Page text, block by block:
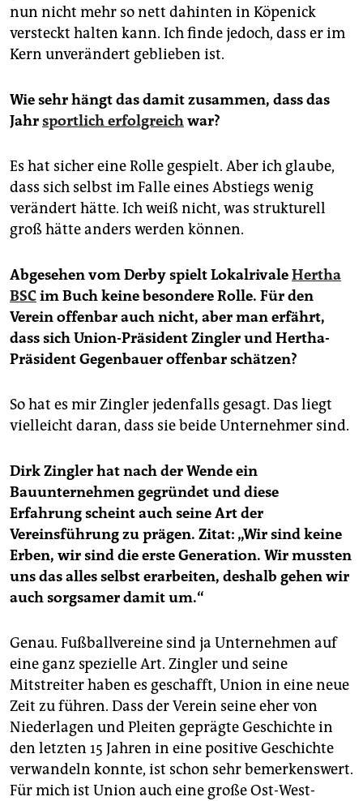
nun nicht mehr so nett dahinten in Köpenick
versteckt halten kann. Ich finde jedoch, dass er im
Kern unverändert geblieben ist.
Wie sehr hängt das damit zusammen, dass das
Jahrsportlich erfolgreichwar?
Es hat sicher eine Rolle gespielt. Aber ich glaube,
dass sich selbst im Falle eines Abstiegs wenig
verändert hätte. Ich weiß nicht, was strukturell
groß hätte anders werden können.
Abgesehen vom Derby spielt LokalrivaleHertha
BSCim Buch keine besondere Rolle. Für den
Verein offenbar auch nicht, aber man erfährt,
dass sich Union-Präsident Zingler und Hertha-
Präsident Gegenbauer offenbar schätzen?
So hat es mir Zingler jedenfalls gesagt. Das liegt
vielleicht daran, dass sie beide Unternehmer sind.
Dirk Zingler hat nach der Wende ein
Bauunternehmen gegründet und diese
Erfahrung scheint auch seine Art der
Vereinsführung zu prägen. Zitat: „Wir sind keine
Erben, wir sind die erste Generation. Wir mussten
uns das alles selbst erarbeiten, deshalb gehen wir
auch sorgsamer damit um.“
Genau. Fußballvereine sind ja Unternehmen auf
eine ganz spezielle Art. Zingler und seine
Mitstreiter haben es geschafft, Union in eine neue
Zeit zu führen. Dass der Verein seine eher von
Niederlagen und Pleiten geprägte Geschichte in
den letzten 15 Jahren in eine positive Geschichte
verwandeln konnte, ist schon sehr bemerkenswert.
Für mich ist Union auch eine große Ost-West-